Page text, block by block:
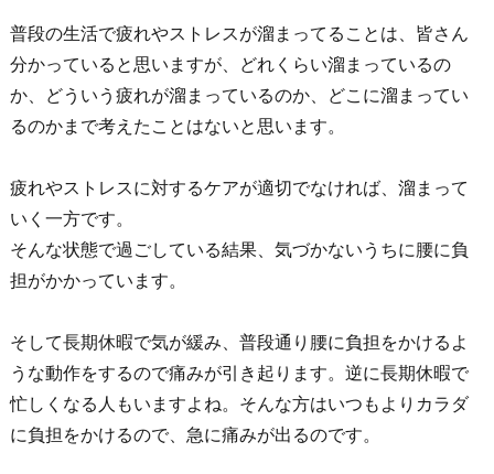
普段の生活で疲れやストレスが溜まってることは、皆さん
分かっていると思いますが、どれくらい溜まっているの
か、どういう疲れが溜まっているのか、どこに溜まってい
るのかまで考えたことはないと思います。
疲れやストレスに対するケアが適切でなければ、溜まって
いく一方です。
そんな状態で過ごしている結果、気づかないうちに腰に負
担がかかっています。
そして長期休暇で気が緩み、普段通り腰に負担をかけるよ
うな動作をするので痛みが引き起ります。逆に長期休暇で
忙しくなる人もいますよね。そんな方はいつもよりカラダ
に負担をかけるので、急に痛みが出るのです。